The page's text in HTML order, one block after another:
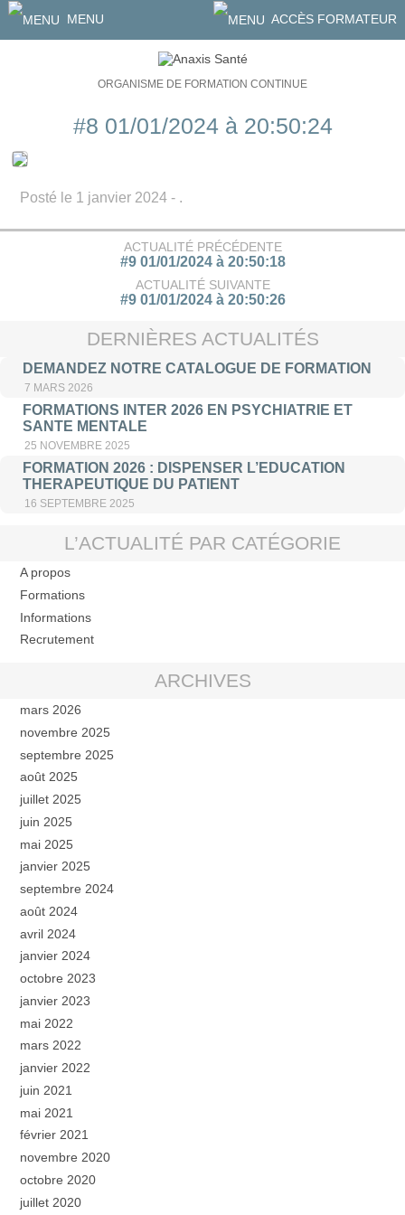
MENU ACCÈS FORMATEUR
ORGANISME DE FORMATION CONTINUE
#8 01/01/2024 à 20:50:24
Posté le 1 janvier 2024 - .
ACTUALITÉ PRÉCÉDENTE
#9 01/01/2024 à 20:50:18
ACTUALITÉ SUIVANTE
#9 01/01/2024 à 20:50:26
DERNIÈRES ACTUALITÉS
DEMANDEZ NOTRE CATALOGUE DE FORMATION
7 MARS 2026
FORMATIONS INTER 2026 EN PSYCHIATRIE ET
SANTE MENTALE
25 NOVEMBRE 2025
FORMATION 2026 : DISPENSER L’EDUCATION
THERAPEUTIQUE DU PATIENT
16 SEPTEMBRE 2025
L’ACTUALITÉ PAR CATÉGORIE
A propos
Formations
Informations
Recrutement
ARCHIVES
mars 2026
novembre 2025
septembre 2025
août 2025
juillet 2025
juin 2025
mai 2025
janvier 2025
septembre 2024
août 2024
avril 2024
janvier 2024
octobre 2023
janvier 2023
mai 2022
mars 2022
janvier 2022
juin 2021
mai 2021
février 2021
novembre 2020
octobre 2020
juillet 2020